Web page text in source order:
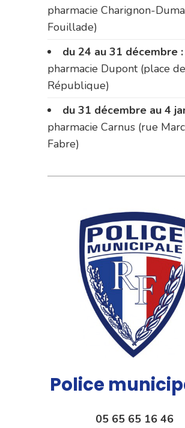
pharmacie Charignon-
Fouillade)
du 24 au 31 décembre :
pharmacie Dupont (place
République)
du 31 décembre au 4
pharmacie Carnus (rue
Fabre)
Police
05 65 65 16 46